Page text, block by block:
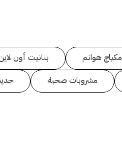
مكياج هوانم بنانيت أون
مشروبات صحية